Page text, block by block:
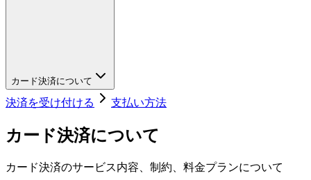
カード決済について
決済を受け付ける 支払い方法
カード決済について
カード決済のサービス内容、制約、料金プランについて